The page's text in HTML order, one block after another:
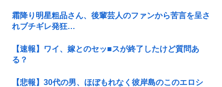
霜降り明星粗品さん、後輩芸人のファンから苦言を呈さ
れブチギレ発狂…
【速報】ワイ、嫁とのセッ■スが終了したけど質問あ
る？
【悲報】30代の男、ほぼもれなく彼岸島のこのエロシ